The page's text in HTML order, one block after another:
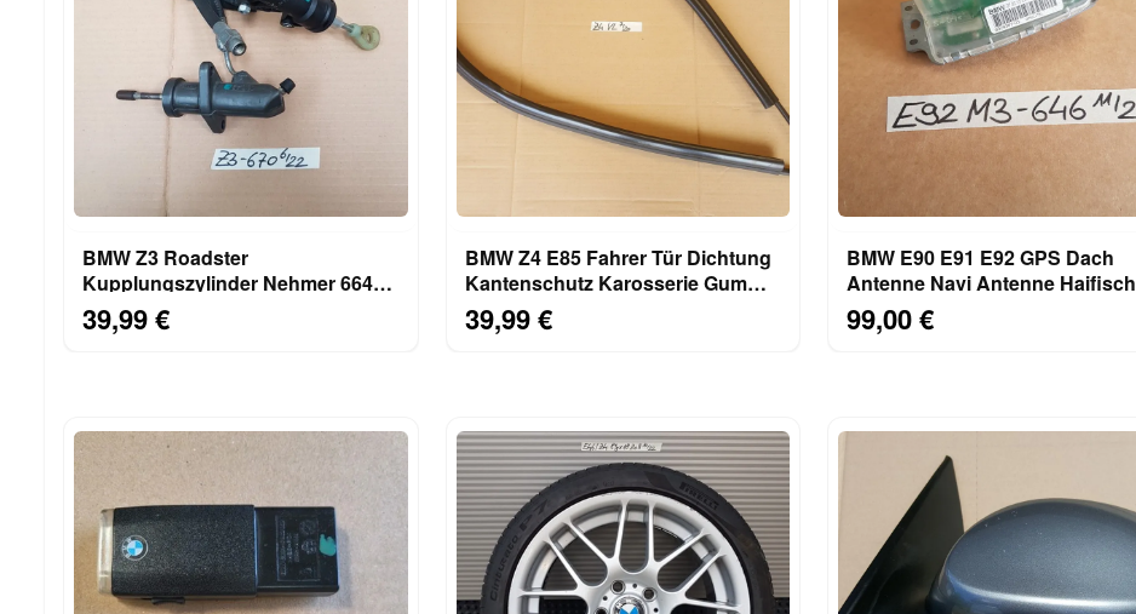
BMW Z3 Roadster
Kupplungszylinder Nehmer 6642
+ Geber Zylinder Kupplung
6773570
39,99 €
BMW Z4 E85 Fahrer Tür Dichtung
Kantenschutz Karosserie Gummi
LINKS
39,99 €
BMW E90 E91 E92 GPS Dach
Antenne Navi Antenne Haifisch
Flosse 6929347
99,00 €